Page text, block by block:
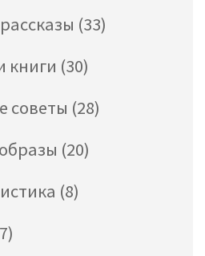
(33)
книги (30)
советы (28)
(20)
(8)